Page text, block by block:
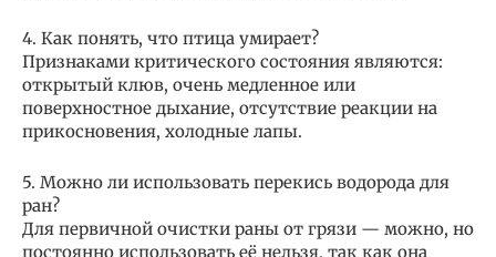
4. Как понять, что птица умирает?
Признаками критического состояния являются:
открытый клюв, очень медленное или
поверхностное дыхание, отсутствие реакции на
прикосновения, холодные лапы.
5. Можно ли использовать перекись водорода для
ран?
Для первичной очистки раны от грязи — можно, но
постоянно использовать её нельзя, так как она